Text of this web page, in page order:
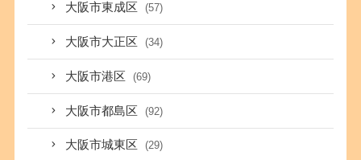
大阪市東成区 (57)
大阪市大正区 (34)
大阪市港区 (69)
大阪市都島区 (92)
大阪市城東区 (29)